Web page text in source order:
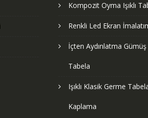
Kompozit Oyma Işıklı
Renkli Led Ekran
İçten Aydınlatma
Tabela
Işıklı Klasik Germe
Kaplama